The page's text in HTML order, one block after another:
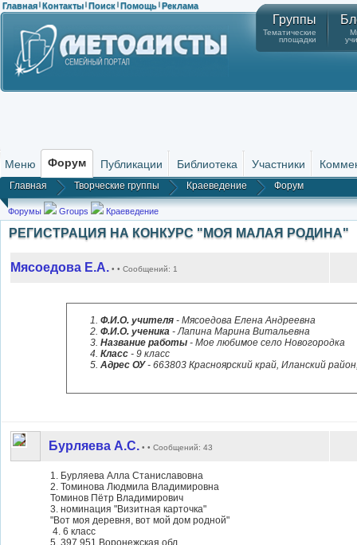
Главная | Контакты | Поиск | Помощь | Реклама
Группы
Тематические
площадки
Меню Форум Публикации Библиотека Участники
Главная Творческие группы Краеведение Форум
Форумы Groups Краеведение
РЕГИСТРАЦИЯ НА КОНКУРС "МОЯ МАЛАЯ РОДИНА"
Мясоедова Е.А. • • Сообщений: 1
Ф.И.О. учителя - Мясоедова Елена Андреевна
Ф.И.О. ученика - Лапина Марина Витальевна
Название работы - Мое любимое село Новогородка
Класс - 9 класс
Адрес ОУ- 663803 Красноярский край, Иланский
Бурляева А.С. • • Сообщений: 43
1. Бурляева Алла Станиславовна
2. Томинова Людмила Владимировна
Томинов Пётр Владимирович
3. номинация "Визитная карточка"
"Вот моя деревня, вот мой дом родной"
4. 6 класс
5. 397 951 Воронежская обл